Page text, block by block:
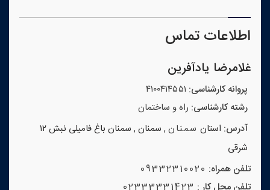
اطلاعات تماس
غلامرضا یادآفرین
پروانه کارشناسی: ۴۱۰۰۴۱۴۵۵۱
رشته کارشناسی: راه و ساختمان
آدرس: استان سمنان , سمنان ,
سمنان باغ فامیلی نبش ۱۲
شرقی
تلفن همراه: 09332310020